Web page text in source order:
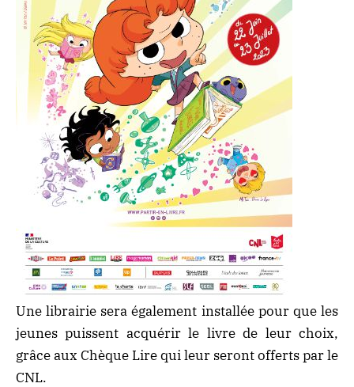
Une librairie sera également installée pour que les
jeunes puissent acquérir le livre de leur choix,
grâce aux Chèque Lire qui leur seront offerts par le
CNL.